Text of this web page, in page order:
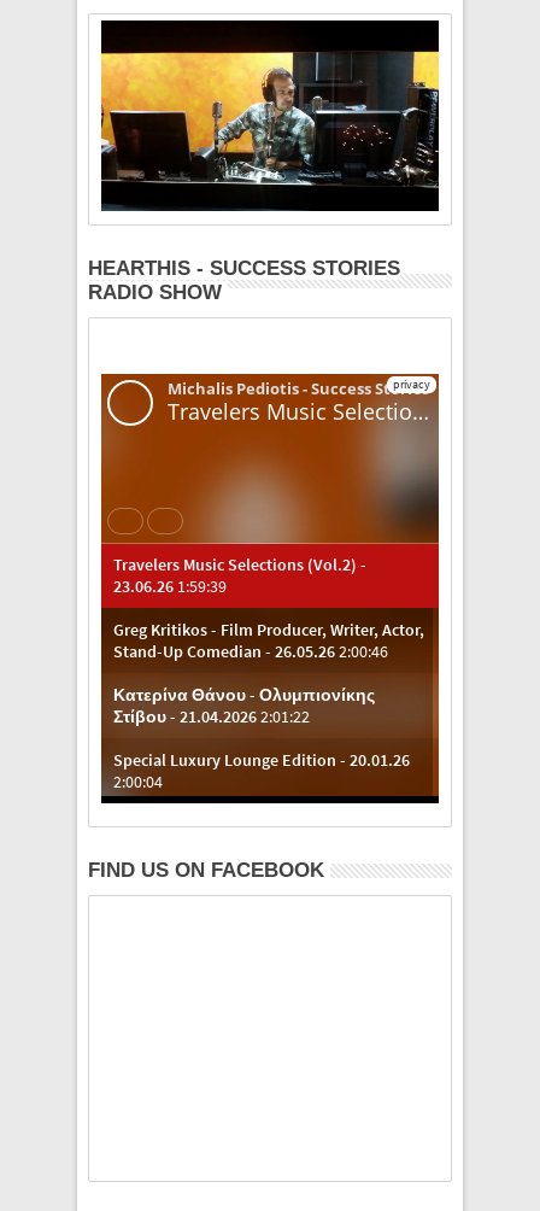
HEARTHIS - SUCCESS STORIES
RADIO SHOW
FIND US ON FACEBOOK